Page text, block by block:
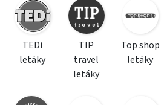
TEDi
letáky
TIP
travel
letáky
Top shop
letáky